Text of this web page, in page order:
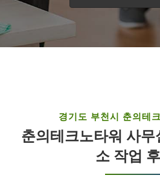
경기도 부천시 춘의테
춘의테크노타워 사무
소 작업